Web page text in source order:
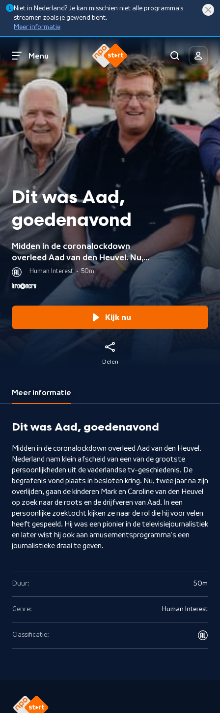
Niet in Nederland? Je kan misschien niet alle programma’s
streamen zoals je gewend bent.
Meer informatie
Menu
Dit was Aad,
goedenavond
Midden in de coronalockdown
overleed Aad van den Heuvel. Nu,
twee jaar na zijn overlijden, gaan de
kinderen Mark en Caroline van den
Heuvel op zoek naar de roots en de
drijfveren van Aad.
Human Interest • 50m
Kijk nu
Delen
Meer informatie
Dit was Aad, goedenavond
Midden in de coronalockdown overleed Aad van den Heuvel.
Nederland nam klein afscheid van een van de grootste
persoonlijkheden uit de vaderlandse tv-geschiedenis. De
begrafenis vond plaats in besloten kring. Nu, twee jaar na zijn
overlijden, gaan de kinderen Mark en Caroline van den Heuvel
op zoek naar de roots en de drijfveren van Aad. In een
persoonlijke zoektocht kijken ze naar de rol die hij voor velen
heeft gespeeld. Hij was een pionier in de televisiejournalistiek
en later wist hij ook aan amusementsprogramma's een
journalistieke draai te geven.
Duur: 50m
Genre: Human Interest
Classificatie: